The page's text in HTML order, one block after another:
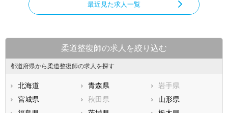
最近見た求人一覧
柔道整復師の求人を絞り込む
都道府県から柔道整復師の求人を探す
北海道 青森県
岩手県
宮城県
秋田県
山形県